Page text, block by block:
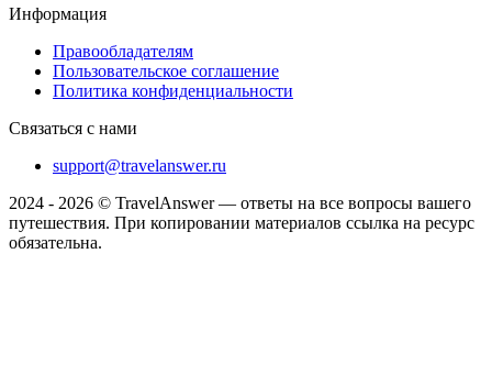
Информация
Правообладателям
Пользовательское соглашение
Политика конфиденциальности
Связаться с нами
support@travelanswer.ru
2024 - 2026 © TravelAnswer — ответы на все вопросы вашего
путешествия. При копировании материалов ссылка на ресурс
обязательна.